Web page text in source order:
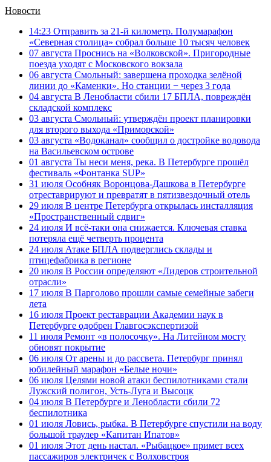
Новости
14:23 Отправить за 21-й километр. Полумарафон
«Северная столица» собрал больше 10 тысяч человек
07 августа Проснись на «Волковской». Пригородные
поезда уходят с Московского вокзала
06 августа Смольный: завершена проходка зелёной
линии до «Каменки». Но станции − через 3 года
04 августа В Ленобласти сбили 17 БПЛА, повреждён
складской комплекс
03 августа Смольный: утверждён проект планировки
для второго выхода «Приморской»
03 августа «Водоканал» сообщил о достройке водовода
на Васильевском острове
01 августа Ты неси меня, река. В Петербурге прошёл
фестиваль «Фонтанка SUP»
31 июля Особняк Воронцова-Дашкова в Петербурге
отреставрируют и превратят в пятизвездочный отель
29 июля В центре Петербурга открылась инсталляция
«Пространственный сдвиг»
24 июля И всё-таки она снижается. Ключевая ставка
потеряла ещё четверть процента
24 июля Атаке БПЛА подверглись склады и
птицефабрика в регионе
20 июля В России определяют «Лидеров строительной
отрасли»
17 июля В Парголово прошли самые семейные забеги
лета
16 июля Проект реставрации Академии наук в
Петербурге одобрен Главгосэкспертизой
11 июля Ремонт «в полосочку». На Литейном мосту
обновят покрытие
06 июля От арены и до рассвета. Петербург принял
юбилейный марафон «Белые ночи»
06 июля Целями новой атаки беспилотниками стали
Лужский полигон, Усть-Луга и Высоцк
04 июля В Петербурге и Ленобласти сбили 72
беспилотника
01 июля Ловись, рыбка. В Петербурге спустили на воду
большой траулер «Капитан Ипатов»
01 июля Этот день настал. «Рыбацкое» примет всех
пассажиров электричек с Волховстроя